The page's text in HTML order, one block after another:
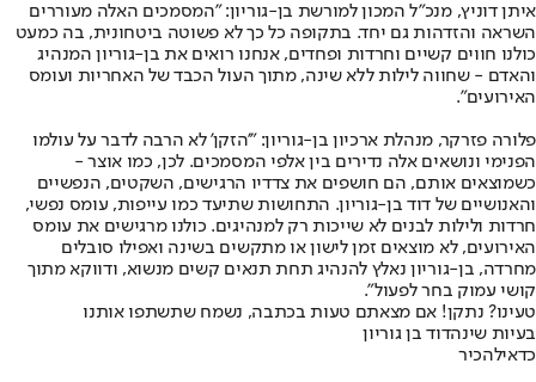
איתן דוניץ, מנכ"ל המכון למורשת בן-גוריון: "המסמכים האלה מעוררים
השראה והזדהות גם יחד. בתקופה כל כך לא פשוטה ביטחונית, בה כמעט
כולנו חווים קשיים וחרדות ופחדים, אנחנו רואים את בן-גוריון המנהיג
והאדם - שחווה לילות ללא שינה, מתוך העול הכבד של האחריות ועומס
האירועים".
פלורה פזרקר, מנהלת ארכיון בן-גוריון: "'הזקן' לא הרבה לדבר על עולמו
הפנימי ונושאים אלה נדירים בין אלפי המסמכים. לכן, כמו אוצר -
כשמוצאים אותם, הם חושפים את צדדיו הרגישים, השקטים, הנפשיים
והאנושיים של דוד בן-גוריון. התחושות שתיעד כמו עייפות, עומס נפשי,
חרדות ולילות לבנים לא שייכות רק למנהיגים. כולנו מרגישים את עומס
האירועים, לא מוצאים זמן לישון או מתקשים בשינה ואפילו סובלים
מחרדה, בן-גוריון נאלץ להנהיג תחת תנאים קשים מנשוא, ודווקא מתוך
קושי עמוק בחר לפעול".
טעינו? נתקן! אם מצאתם טעות בכתבה, נשמח שתשתפו אותנו
בעיות שינהדוד בן גוריון
כדאילהכיר